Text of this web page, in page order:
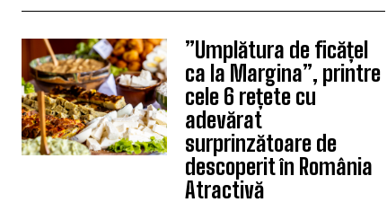
”Umplătura de ficățel
ca la Margina”, printre
cele 6 rețete cu
adevărat
surprinzătoare de
descoperit în România
Atractivă